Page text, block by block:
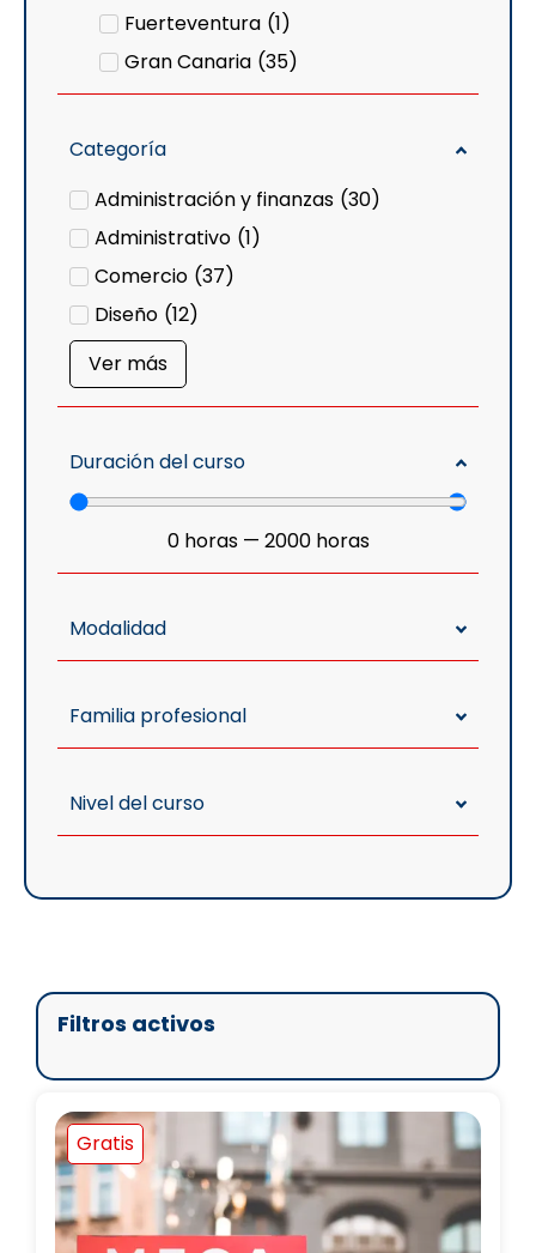
Fuerteventura (1)
Gran Canaria (35)
Categoría
Administración y finanzas (30)
Administrativo (1)
Comercio (37)
Diseño (12)
Ver más
Duración del curso
0 horas— 2000 horas
Modalidad
Familia profesional
Nivel del curso
Filtros activos
Gratis